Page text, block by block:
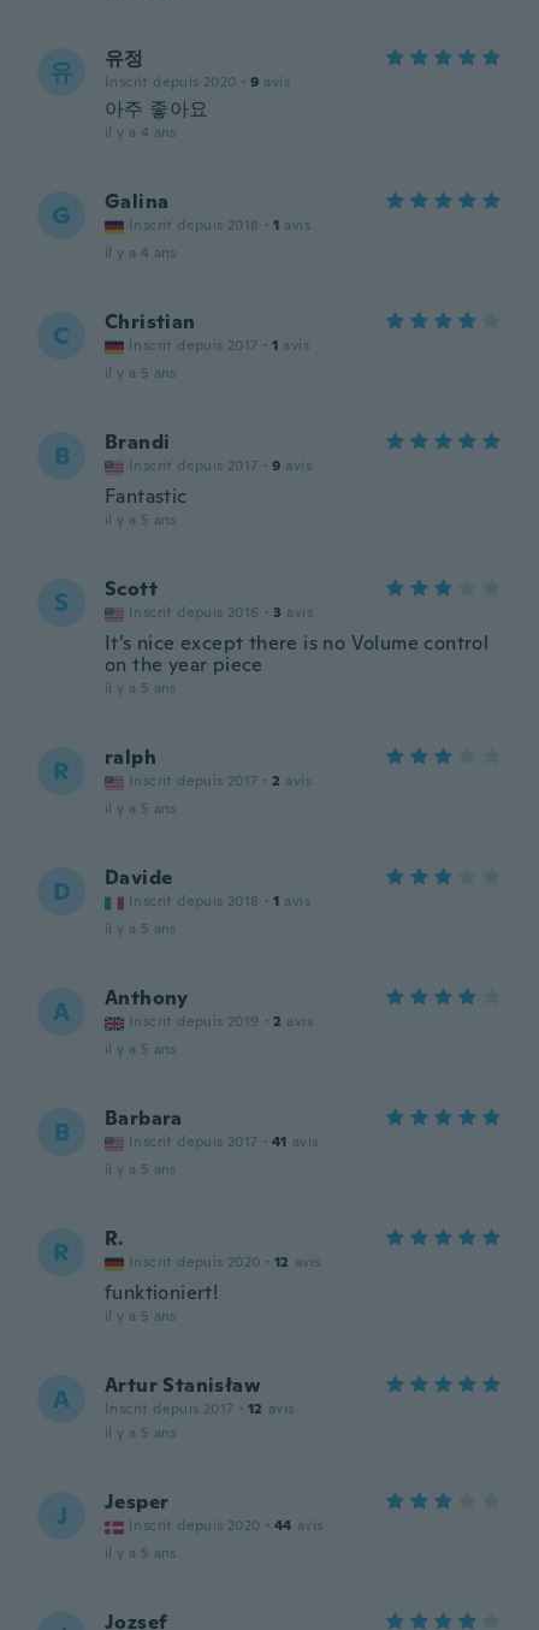
유 유정
Inscrit depuis 2020 · 9 avis
아주 좋아요
il y a 4 ans
G Galina
Inscrit depuis 2018 · 1 avis
il y a 4 ans
C Christian
Inscrit depuis 2017 · 1 avis
il y a 5 ans
B Brandi
Inscrit depuis 2017 · 9 avis
Fantastic
il y a 5 ans
S Scott
Inscrit depuis 2016 · 3 avis
It’s nice except there is no Volume control
on the year piece
il y a 5 ans
R ralph
Inscrit depuis 2017 · 2 avis
il y a 5 ans
D Davide
Inscrit depuis 2018 · 1 avis
il y a 5 ans
A Anthony
Inscrit depuis 2019 · 2 avis
il y a 5 ans
B Barbara
Inscrit depuis 2017 · 41 avis
il y a 5 ans
R R.
Inscrit depuis 2020 · 12 avis
funktioniert!
il y a 5 ans
A Artur Stanisław
Inscrit depuis 2017 · 12 avis
il y a 5 ans
J Jesper
Inscrit depuis 2020 · 44 avis
il y a 5 ans
Jozsef